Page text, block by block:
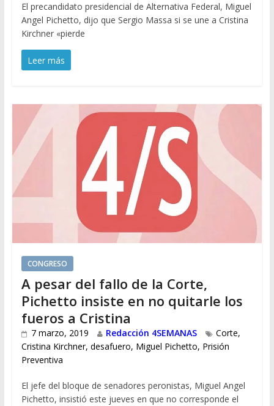
El precandidato presidencial de Alternativa Federal, Miguel
Angel Pichetto, dijo que Sergio Massa si se une a Cristina
Kirchner «pierde
Leer más
CONGRESO
A pesar del fallo de la Corte,
Pichetto insiste en no quitarle los
fueros a Cristina
7 marzo, 2019 Redacción 4SEMANAS Corte,
Cristina Kirchner, desafuero, Miguel Pichetto, Prisión
Preventiva
El jefe del bloque de senadores peronistas, Miguel Angel
Pichetto, insistió este jueves en que no corresponde el